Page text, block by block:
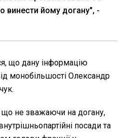
винести йому догану", -
що дану інформацію
монобільшості Олександр
що не зважаючи на догану,
посади та